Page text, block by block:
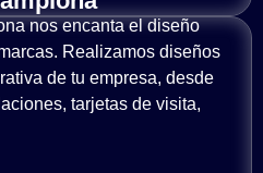
nos encanta el diseño
Realizamos diseños
de tu empresa, desde
tarjetas de visita,